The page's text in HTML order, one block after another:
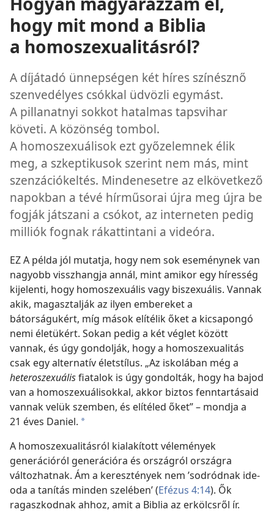
hogy mit mond a Biblia
a homoszexualitásról?
A díjátadó ünnepségen két híres színésznő
szenvedélyes csókkal üdvözli egymást.
A pillanatnyi sokkot hatalmas tapsvihar
követi. A közönség tombol.
A homoszexuálisok ezt győzelemnek élik
meg, a szkeptikusok szerint nem más, mint
szenzációkeltés. Mindenesetre az elkövetkező
napokban a tévé hírműsorai újra meg újra be
fogják játszani a csókot, az interneten pedig
milliók fognak rákattintani a videóra.
EZ A példa jól mutatja, hogy nem sok eseménynek van
nagyobb visszhangja annál, mint amikor egy híresség
kijelenti, hogy homoszexuális vagy biszexuális. Vannak
akik, magasztalják az ilyen embereket a
bátorságukért, míg mások elítélik őket a kicsapongó
nemi életükért. Sokan pedig a két véglet között
vannak, és úgy gondolják, hogy a homoszexualitás
csak egy alternatív életstílus. „Az iskolában még a
heteroszexuálisfiatalok is úgy gondolták, hogy ha bajod
van a homoszexuálisokkal, akkor biztos fenntartásaid
vannak velük szemben, és elítéled őket” – mondja a
21 éves Daniel. *
A homoszexualitásról kialakított vélemények
generációról generációra és országról országra
változhatnak. Ám a keresztények nem ’sodródnak ide-
oda a tanítás minden szelében’ (Efézus 4:14). Ők
ragaszkodnak ahhoz, amit a Biblia az erkölcsről ír.